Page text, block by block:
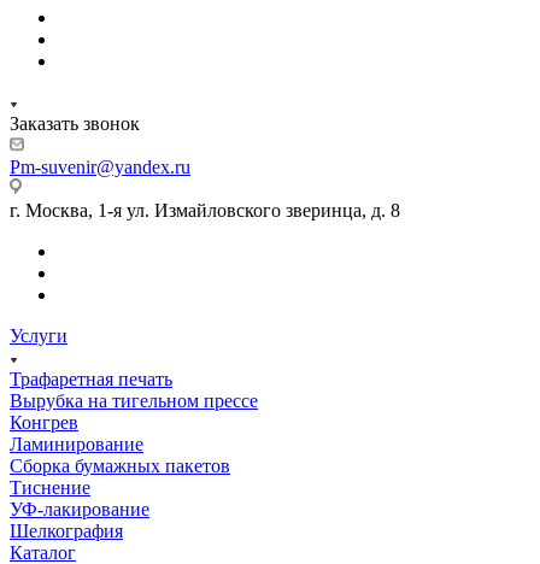
Заказать звонок
Pm-suvenir@yandex.ru
г. Москва, 1-я ул. Измайловского зверинца, д. 8
Услуги
Трафаретная печать
Вырубка на тигельном прессе
Конгрев
Ламинирование
Сборка бумажных пакетов
Тиснение
УФ-лакирование
Шелкография
Каталог